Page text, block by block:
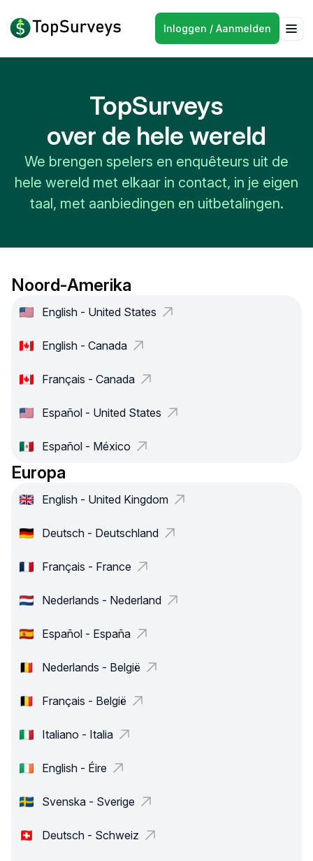
Inloggen / Aanmelden
TopSurveys
over de hele wereld
We brengen spelers en enquêteurs uit de
hele wereld met elkaar in contact, in je eigen
taal, met aanbiedingen en uitbetalingen.
Noord-Amerika
English - United States
English - Canada
Français - Canada
Español - United States
Español - México
Europa
English - United Kingdom
Deutsch - Deutschland
Français - France
Nederlands - Nederland
Español - España
Nederlands - België
Français - België
Italiano - Italia
English - Éire
Svenska - Sverige
Deutsch - Schweiz